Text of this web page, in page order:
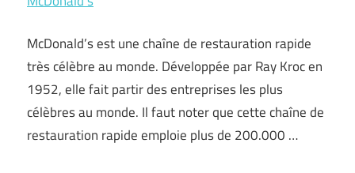
McDonald’s est une chaîne de restauration rapide
très célèbre au monde. Développée par Ray Kroc en
1952, elle fait partir des entreprises les plus
célèbres au monde. Il faut noter que cette chaîne de
restauration rapide emploie plus de 200.000 …